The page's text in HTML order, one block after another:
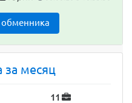
обменника
за месяц
11